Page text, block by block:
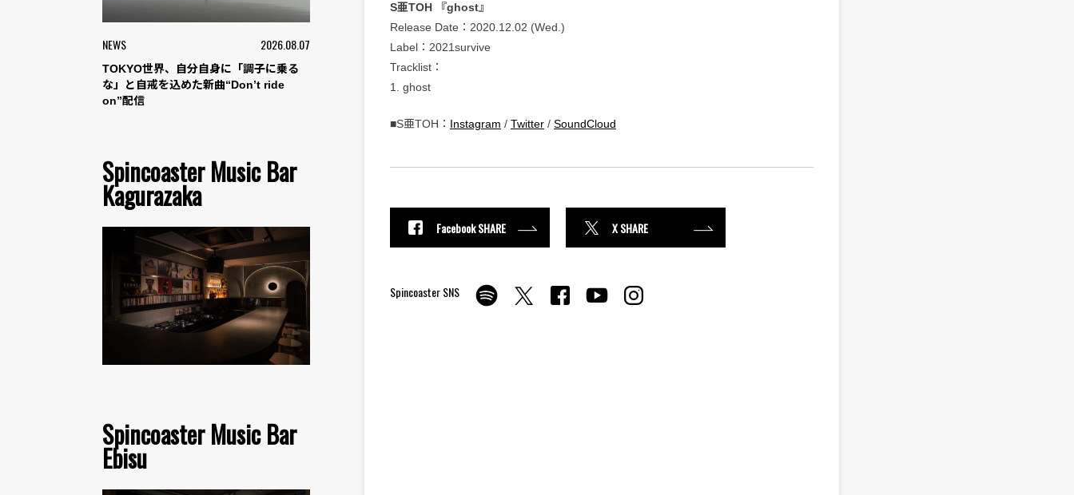
NEWS 2026.08.07
TOKYO世界、自分自身に「調子に乗る
な」と自戒を込めた新曲“Don’t ride
on”配信
Spincoaster Music Bar
Kagurazaka
Spincoaster Music Bar
Ebisu
S亜TOH 『ghost』
Release Date：2020.12.02 (Wed.)
Label：2021survive
Tracklist：
1. ghost
■S亜TOH： Instagram / Twitter / SoundCloud
Facebook SHARE X SHARE
Spincoaster SNS